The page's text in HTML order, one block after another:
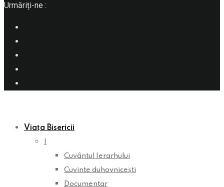
Urmăriți-ne :
Viața Bisericii
Cuvântul Ierarhului
Cuvinte duhovnicești
Documentar